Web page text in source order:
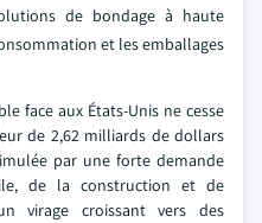
de bondage à haute
et les emballages
face aux États-Unis ne cesse
de 2,62 milliards de dollars
par une forte demande
de la construction et de
virage croissant vers des